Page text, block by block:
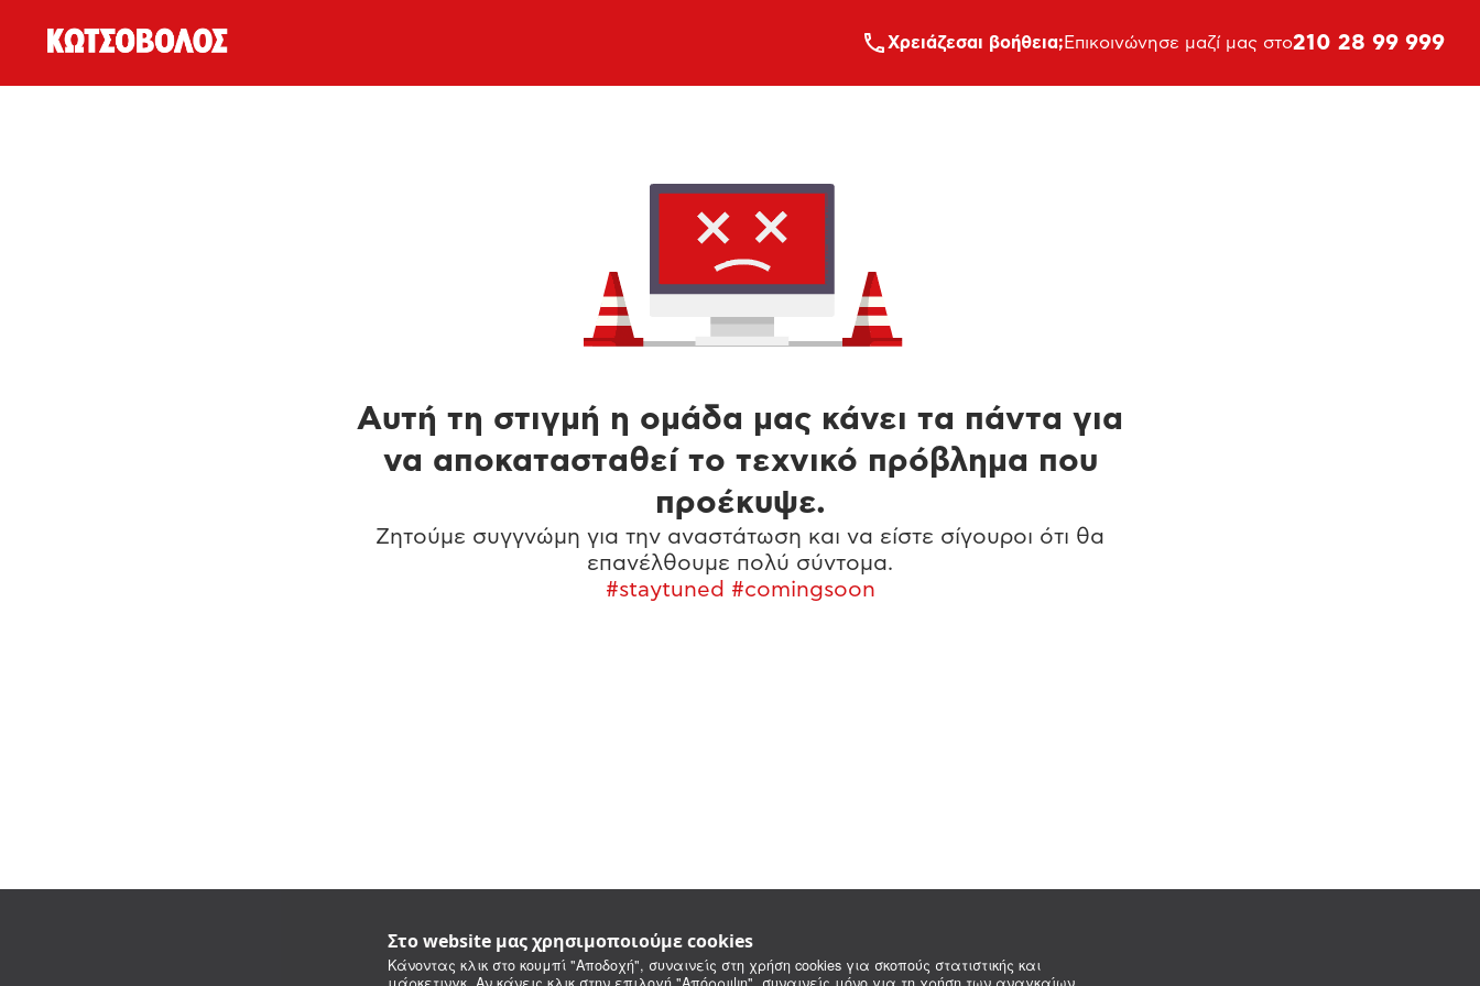
Στο website μας χρησιμοποιούμε cookies
Κάνοντας κλικ στο κουμπί "Αποδοχή", συναινείς στη χρήση cookies για σκοπούς στατιστικής και
Xρειάζεσαι βοήθεια; Επικοινώνησε μαζί μας στο210 28 99 999
Αυτή τη στιγμή η ομάδα μας κάνει τα πάντα για
να αποκατασταθεί το τεχνικό πρόβλημα που
προέκυψε.
Ζητούμε συγγνώμη για την αναστάτωση και να είστε σίγουροι ότι θα
επανέλθουμε πολύ σύντομα.
#staytuned #comingsoon